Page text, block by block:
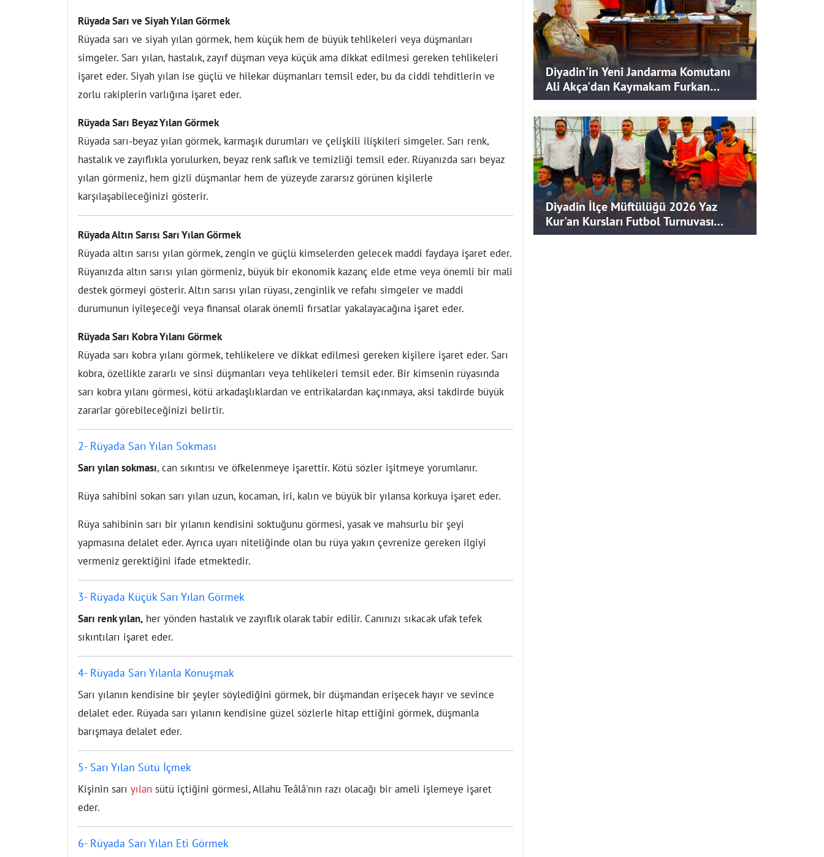
Rüyada Sarı ve Siyah Yılan Görmek
Rüyada sarı ve siyah yılan görmek, hem küçük hem de büyük tehlikeleri veya düşmanları
simgeler. Sarı yılan, hastalık, zayıf düşman veya küçük ama dikkat edilmesi gereken tehlikeleri
işaret eder. Siyah yılan ise güçlü ve hilekar düşmanları temsil eder, bu da ciddi tehditlerin ve
zorlu rakiplerin varlığına işaret eder.
Rüyada Sarı Beyaz Yılan Görmek
Rüyada sarı-beyaz yılan görmek, karmaşık durumları ve çelişkili ilişkileri simgeler. Sarı renk,
hastalık ve zayıflıkla yorulurken, beyaz renk saflık ve temizliği temsil eder. Rüyanızda sarı beyaz
yılan görmeniz, hem gizli düşmanlar hem de yüzeyde zararsız görünen kişilerle
karşılaşabileceğinizi gösterir.
Rüyada Altın Sarısı Sarı Yılan Görmek
Rüyada altın sarısı yılan görmek, zengin ve güçlü kimselerden gelecek maddi faydaya işaret eder.
Rüyanızda altın sarısı yılan görmeniz, büyük bir ekonomik kazanç elde etme veya önemli bir mali
destek görmeyi gösterir. Altın sarısı yılan rüyası, zenginlik ve refahı simgeler ve maddi
durumunun iyileşeceği veya finansal olarak önemli fırsatlar yakalayacağına işaret eder.
Rüyada Sarı Kobra Yılanı Görmek
Rüyada sarı kobra yılanı görmek, tehlikelere ve dikkat edilmesi gereken kişilere işaret eder. Sarı
kobra, özellikle zararlı ve sinsi düşmanları veya tehlikeleri temsil eder. Bir kimsenin rüyasında
sarı kobra yılanı görmesi, kötü arkadaşlıklardan ve entrikalardan kaçınmaya, aksi takdirde büyük
zararlar görebileceğinizi belirtir.
2- Rüyada Sarı Yılan Sokması
Sarı yılan sokması, can sıkıntısı ve öfkelenmeye işarettir. Kötü sözler işitmeye yorumlanır.
Rüya sahibini sokan sarı yılan uzun, kocaman, iri, kalın ve büyük bir yılansa korkuya işaret eder.
Rüya sahibinin sarı bir yılanın kendisini soktuğunu görmesi, yasak ve mahsurlu bir şeyi
yapmasına delalet eder. Ayrıca uyarı niteliğinde olan bu rüya yakın çevrenize gereken ilgiyi
vermeniz gerektiğini ifade etmektedir.
3- Rüyada Küçük Sarı Yılan Görmek
Sarı renk yılan, her yönden hastalık ve zayıflık olarak tabir edilir. Canınızı sıkacak ufak tefek
sıkıntıları işaret eder.
4- Rüyada Sarı Yılanla Konuşmak
Sarı yılanın kendisine bir şeyler söylediğini görmek, bir düşmandan erişecek hayır ve sevince
delalet eder. Rüyada sarı yılanın kendisine güzel sözlerle hitap ettiğini görmek, düşmanla
barışmaya delalet eder.
5- Sarı Yılan Sütü İçmek
Kişinin sarı yılan sütü içtiğini görmesi, Allahu Teâlâ'nın razı olacağı bir ameli işlemeye işaret
eder.
6- Rüyada Sarı Yılan Eti Görmek
Diyadin'in Yeni Jandarma Komutanı
Ali Akça'dan Kaymakam Furkan
Korkusuz'a Ziyaret
Diyadin İlçe Müftülüğü 2026 Yaz
Kur'an Kursları Futbol Turnuvası
Tamamlandı